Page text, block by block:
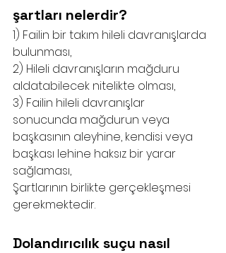
şartları nelerdir?
1) Failin bir takım hileli davranışlarda
bulunması,
2) Hileli davranışların mağduru
aldatabilecek nitelikte olması,
3) Failin hileli davranışlar
sonucunda mağdurun veya
başkasının aleyhine, kendisi veya
başkası lehine haksız bir yarar
sağlaması,
Şartlarının birlikte gerçekleşmesi
gerekmektedir.
Dolandırıcılık suçu nasıl